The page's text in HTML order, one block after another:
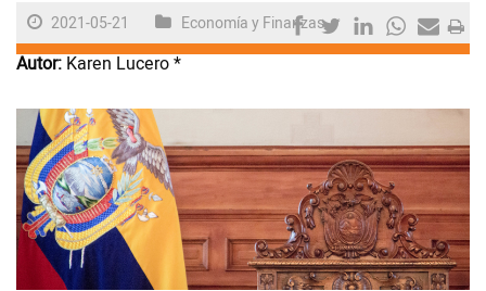
Firmas
Internacional
Juegos
2021-05-21 Economía y Finanzas
Autor: Karen Lucero *